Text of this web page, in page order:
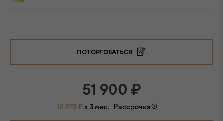
ПОТОРГОВАТЬСЯ
51 900 ₽
12 975 ₽x 3 мес. Рассрочка